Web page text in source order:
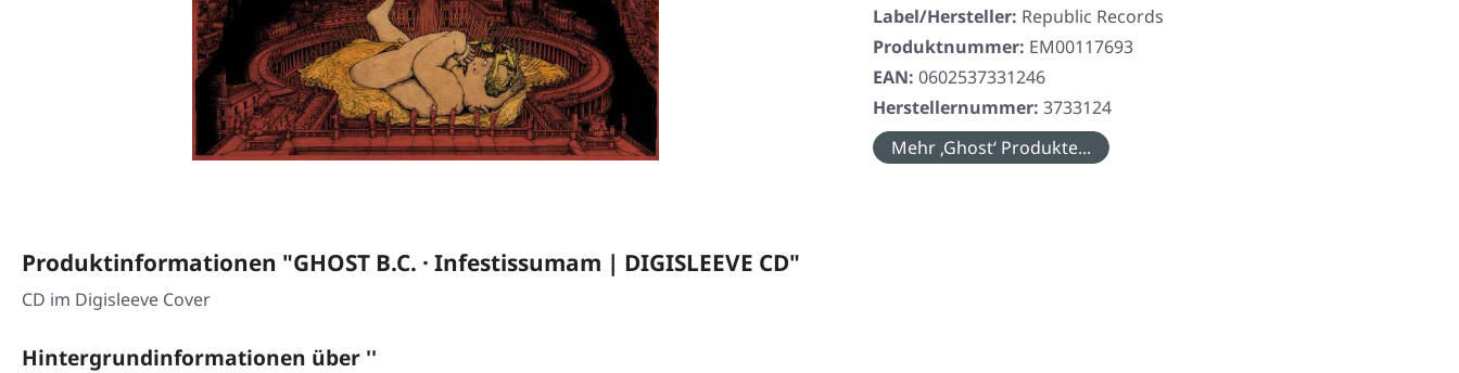
Label/Hersteller: Republic Records
Produktnummer: EM00117693
EAN: 0602537331246
Herstellernummer: 3733124
Mehr ‚Ghost‘ Produkte...
Produktinformationen "GHOST B.C. · Infestissumam | DIGISLEEVE CD"
CD im Digisleeve Cover
Hintergrundinformationen über ''